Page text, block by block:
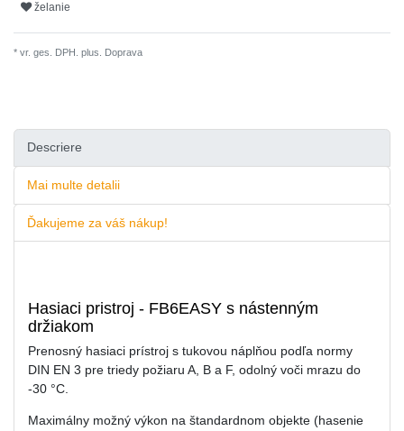
želanie
* vr. ges. DPH. plus. Doprava
Descriere
Mai multe detalii
Ďakujeme za váš nákup!
Hasiaci pristroj - FB6EASY s nástenným
držiakom
Prenosný hasiaci prístroj s tukovou náplňou podľa normy
DIN EN 3 pre triedy požiaru A, B a F, odolný voči mrazu do
-30 °C.
Maximálny možný výkon na štandardnom objekte (hasenie